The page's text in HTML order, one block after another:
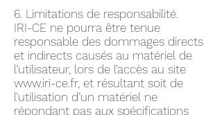
6. Limitations de responsabilité.
IRI-CE ne pourra être tenue
responsable des dommages directs
et indirects causés au matériel de
l’utilisateur, lors de l’accès au site
www.iri-ce.fr, et résultant soit de
l’utilisation d’un matériel ne
répondant pas aux spécifications